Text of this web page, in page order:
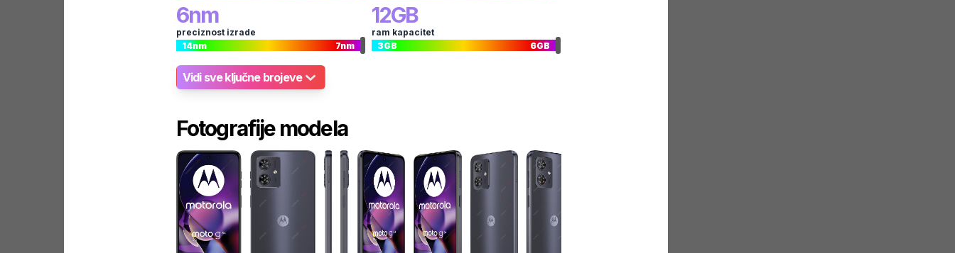
6nm
preciznost izrade
14nm 7nm
12GB
ram kapacitet
3GB 6GB
Vidi sve ključne brojeve
Fotografije modela